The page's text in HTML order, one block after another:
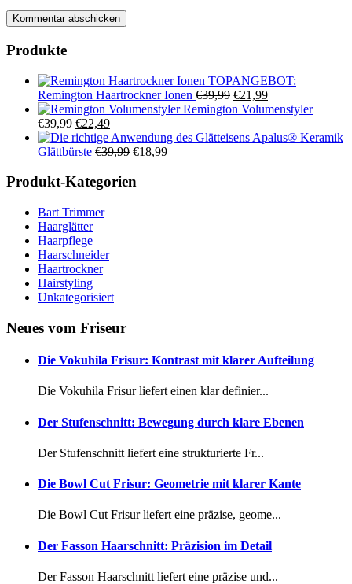
Produkte
TOPANGEBOT:
Remington Haartrockner Ionen €39,99 Ursprünglicher
Preis
€39,99
€21,99Aktueller
Preis
€21,99.
Remington Volumenstyler
€39,99 Ursprünglicher
Preis
war:
€22,49Aktueller
Preis
ist:
Apalus® Keramik
Glättbürste €39,99 Ursprünglicher
war:
€18,99Aktueller
Produkt-Kategorien
Bart Trimmer
Haarglätter
Haarpflege
Haarschneider
Haartrockner
Hairstyling
Unkategorisiert
Neues vom Friseur
Die Vokuhila Frisur: Kontrast mit klarer Aufteilung
Die Vokuhila Frisur liefert einen klar definier...
Der Stufenschnitt: Bewegung durch klare Ebenen
Der Stufenschnitt liefert eine strukturierte Fr...
Die Bowl Cut Frisur: Geometrie mit klarer Kante
Die Bowl Cut Frisur liefert eine präzise, geome...
Der Fasson Haarschnitt: Präzision im Detail
Der Fasson Haarschnitt liefert eine präzise und...